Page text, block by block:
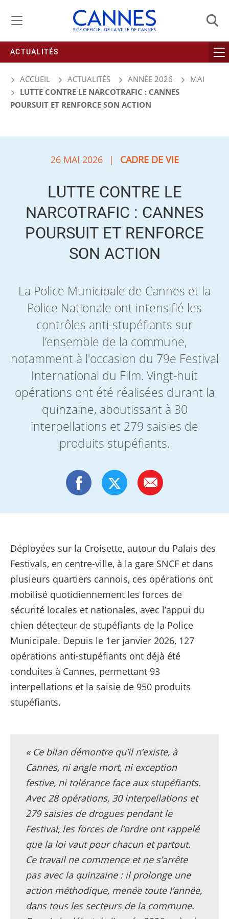
ACTUALITÉS
ACCUEIL ACTUALITÉS ANNÉE 2026
MAI
LUTTE CONTRE LE NARCOTRAFIC : CANNES
POURSUIT ET RENFORCE SON ACTION
26 MAI 2026 | CADRE DE VIE
LUTTE CONTRE LE
NARCOTRAFIC : CANNES
POURSUIT ET RENFORCE
SON ACTION
La Police Municipale de Cannes et la
Police Nationale ont intensifié les
contrôles anti-stupéfiants sur
l’ensemble de la commune,
notamment à l'occasion du 79e Festival
International du Film. Vingt-huit
opérations ont été réalisées durant la
quinzaine, aboutissant à 30
interpellations et 279 saisies de
produits stupéfiants.
Déployées sur la Croisette, autour du Palais des
Festivals, en centre-ville, à la gare SNCF et dans
plusieurs quartiers cannois, ces opérations ont
mobilisé quotidiennement les forces de
sécurité locales et nationales, avec l’appui du
chien détecteur de stupéfiants de la Police
Municipale. Depuis le 1er janvier 2026, 127
opérations anti-stupéfiants ont déjà été
conduites à Cannes, permettant 93
interpellations et la saisie de 950 produits
stupéfiants.
« Ce bilan démontre qu’il n’existe, à
Cannes, ni angle mort, ni exception
festive, ni tolérance face aux stupéfiants.
Avec 28 opérations, 30 interpellations et
279 saisies de drogues pendant le
Festival, les forces de l’ordre ont rappelé
que la loi vaut pour chacun et partout.
Ce travail ne commence et ne s’arrête
pas avec la quinzaine : il prolonge une
action méthodique, menée toute l’année,
dans tous les secteurs de la commune.